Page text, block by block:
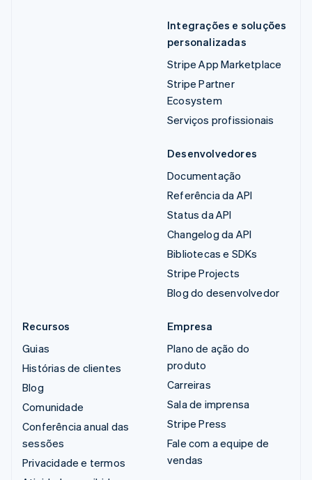
Integrações e soluções
personalizadas
Stripe App Marketplace
Stripe Partner
Ecosystem
Serviços profissionais
Desenvolvedores
Documentação
Referência da API
Status da API
Changelog da API
Bibliotecas e SDKs
Stripe Projects
Blog do desenvolvedor
Recursos
Guias
Histórias de clientes
Blog
Comunidade
Conferência anual das
sessões
Privacidade e termos
Empresa
Plano de ação do
produto
Carreiras
Sala de imprensa
Stripe Press
Fale com a equipe de
vendas